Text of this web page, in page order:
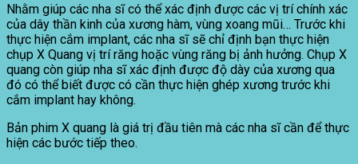
Nhằm giúp các nha sĩ có thể xác định được các vị trí chính xác
của dây thần kinh của xương hàm, vùng xoang mũi… Trước khi
thực hiện cắm implant, các nha sĩ sẽ chỉ định bạn thực hiện
chụp X Quang vị trí răng hoặc vùng răng bị ảnh hưởng. Chụp X
quang còn giúp nha sĩ xác định được độ dày của xương qua
đó có thể biết được có cần thực hiện ghép xương trước khi
cắm implant hay không.
Bản phim X quang là giá trị đầu tiên mà các nha sĩ cần để thực
hiện các bước tiếp theo.